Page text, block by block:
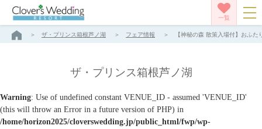
一覧
ザ・プリンス箱根芦ノ湖 フェア情報 【神秘の森 散策入場付】おふ
ザ・プリンス箱根芦ノ湖
Warning: Use of undefined constant VENUE_ID - assumed 'VENUE_ID'
(this will throw an Error in a future version of PHP) in
/home/horizon2025/cloverswedding.jp/public_html/fwp/wp-